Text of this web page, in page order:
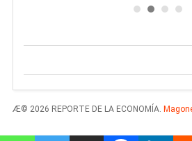
Æ© 2026 REPORTE DE LA ECONOMÍA.